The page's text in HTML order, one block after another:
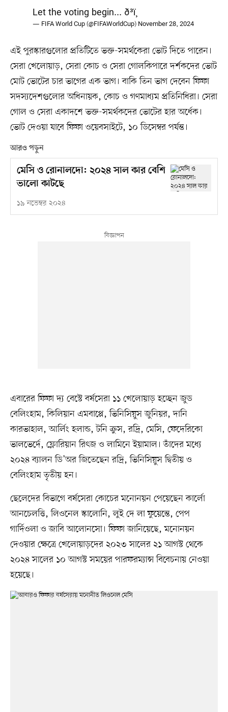
Let the voting begin... ð³ï¸
— FIFA World Cup (@FIFAWorldCup) November 28, 2024
এই পুরস্কারগুলোর প্রতিটিতে ভক্ত-সমর্থকেরা ভোট দিতে পারেন।
সেরা খেলোয়াড়, সেরা কোচ ও সেরা গোলকিপারে দর্শকদের ভোট
মোট ভোটের চার ভাগের এক ভাগ। বাকি তিন ভাগ দেবেন ফিফা
সদস্যদেশগুলোর অধিনায়ক, কোচ ও গণমাধ্যম প্রতিনিধিরা। সেরা
গোল ও সেরা একাদশে ভক্ত-সমর্থকদের ভোটের হার অর্ধেক।
ভোট দেওয়া যাবে ফিফা ওয়েবসাইটে, ১০ ডিসেম্বর পর্যন্ত।
আরও পড়ুন
মেসি ও রোনালদো: ২০২৪ সাল কার বেশি
ভালো কাটছে
১৯ নভেম্বর ২০২৪
এবারের ফিফা দ্য বেস্টে বর্ষসেরা ১১ খেলোয়াড় হচ্ছেন জুড
বেলিংহাম, কিলিয়ান এমবাপ্পে, ভিনিসিয়ুস জুনিয়র, দানি
কারভাহাল, আর্লিং হলান্ড, টনি ক্রুস, রদ্রি, মেসি, ফেদেরিকো
ভালভের্দে, ফ্লোরিয়ান রিৎজ ও লামিনে ইয়ামাল। তাঁদের মধ্যে
২০২৪ ব্যালন ডি’অর জিতেছেন রদ্রি, ভিনিসিয়ুস দ্বিতীয় ও
বেলিংহাম তৃতীয় হন।
ছেলেদের বিভাগে বর্ষসেরা কোচের মনোনয়ন পেয়েছেন কার্লো
আনচেলত্তি, লিওনেল স্কালোনি, লুই দে লা ফুয়েন্তে, পেপ
গার্দিওলা ও জাবি আলোনসো। ফিফা জানিয়েছে, মনোনয়ন
দেওয়ার ক্ষেত্রে খেলোয়াড়দের ২০২৩ সালের ২১ আগস্ট থেকে
২০২৪ সালের ১০ আগস্ট সময়ের পারফরম্যান্স বিবেচনায় নেওয়া
হয়েছে।